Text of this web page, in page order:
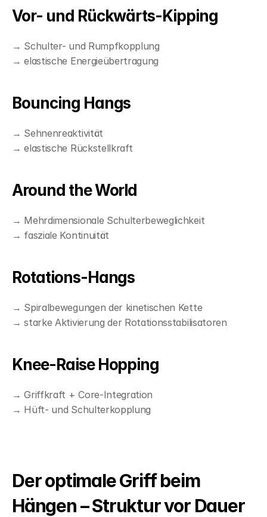
Vor- und Rückwärts-Kipping
→ Schulter- und Rumpfkopplung
→ elastische Energieübertragung
Bouncing Hangs
→ Sehnenreaktivität
→ elastische Rückstellkraft
Around the World
→ Mehrdimensionale Schulterbeweglichkeit
→ fasziale Kontinuität
Rotations-Hangs
→ Spiralbewegungen der kinetischen Kette
→ starke Aktivierung der Rotationsstabilisatoren
Knee-Raise Hopping
→ Griffkraft + Core-Integration
→ Hüft- und Schulterkopplung
Der optimale Griff beim
Hängen – Struktur vor Dauer